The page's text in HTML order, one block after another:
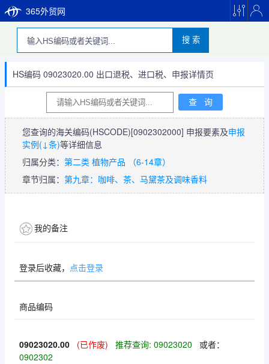
365外贸网
搜 索
HS编码 09023020.00 出口退税、进口税、申报详情页
您查询的海关编码(HSCODE)[0902302000] 申报要素及申报
实例(↓条)等详细信息
归属分类： 第二类 植物产品 （6-14章）
章节归属： 第九章：咖啡、茶、马黛茶及调味香料
我的备注
登录后收藏， 点击登录
商品编码
09023020.00 (已作废) 推荐查询: 09023020 或者：
0902302